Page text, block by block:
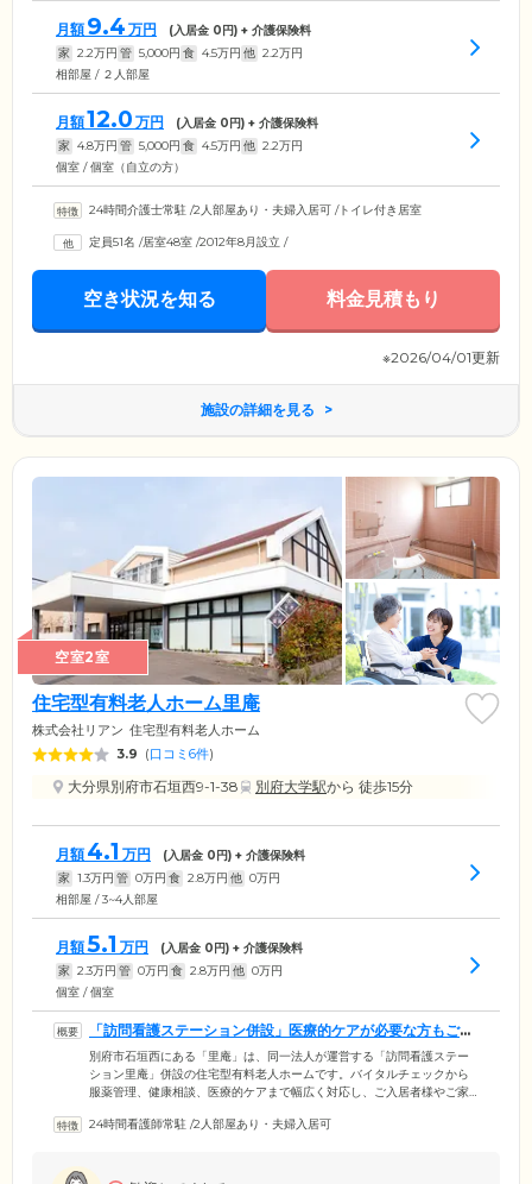
月額 9.4 万円 (入居金 0円) + 介護保険料
家 2.2万円 管 5,000円 食 4.5万円 他 2.2万円
相部屋 / ２人部屋
月額12.0 万円 (入居金 0円) + 介護保険料
家 4.8万円 管 5,000円 食 4.5万円 他 2.2万円
個室 / 個室（自立の方）
24時間介護士常駐 /2人部屋あり・夫婦入居可 /トイレ付き居室
定員51名 /居室48室 /2012年8月設立 /
空き状況を知る 料金見積もり
※2026/04/01更新
施設の詳細を見る
空室2室
住宅型有料老人ホーム里庵
株式会社リアン 住宅型有料老人ホーム
3.9 (口コミ6件)
大分県別府市石垣西9-1-38 別府大学駅から 徒歩15分
月額 4.1 万円 (入居金 0円) + 介護保険料
家 1.3万円 管 0万円 食 2.8万円 他 0万円
相部屋 / 3~4人部屋
月額5.1 万円 (入居金 0円) + 介護保険料
家 2.3万円 管 0万円 食 2.8万円 他 0万円
個室 / 個室
「訪問看護ステーション併設」医療的ケアが必要な方もご入
居可能です
別府市石垣西にある「里庵」は、同一法人が運営する「訪問看護ステー
ション里庵」併設の住宅型有料老人ホームです。バイタルチェックから
服薬管理、健康相談、医療的ケアまで幅広く対応し、ご入居者様やご家
る方、医療依存度が高い方も、安心してご入居いただけます。近隣にあ
24時間看護師常駐 /2人部屋あり・夫婦入居可